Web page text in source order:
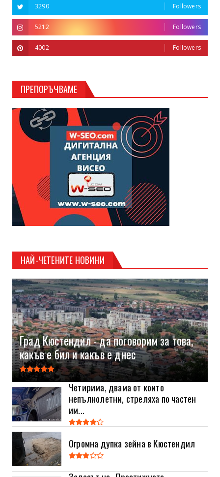
3290 Followers
5212 Followers
4002 Followers
ПРЕПОРЪЧВАМЕ
НАЙ-ЧЕТЕНИТЕ НОВИНИ
Град Кюстендил - да поговорим за това,
какъв е бил и какъв е днес
Четирима, двама от които
непълнолетни, стреляха по частен
им...
Огромна дупка зейна в Кюстендил